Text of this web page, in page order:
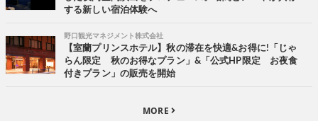
する新しい宿泊体験へ
野口観光マネジメント株式会社
【室蘭プリンスホテル】秋の滞在を快適&お得に!「じゃ
らん限定 秋のお得なプラン」&「公式HP限定 お夜食
付きプラン」の販売を開始
MORE